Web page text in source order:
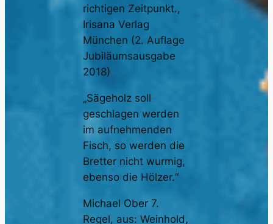
richtigen Zeitpunkt.,
Irisana Verlag
München (2. Auflage
Jubiläumsausgabe
2018)
„Sägeholz soll
geschlagen werden
im aufnehmenden
Fisch, so werden die
Bretter nicht wurmig,
ebenso die Hölzer.“
Michael Ober 7.
Regel, aus: Weinhold,